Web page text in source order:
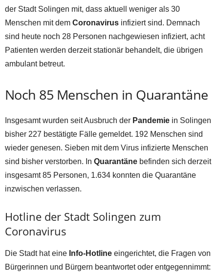
der Stadt Solingen mit, dass aktuell weniger als 30
Menschen mit dem Coronavirus infiziert sind. Demnach
sind heute noch 28 Personen nachgewiesen infiziert, acht
Patienten werden derzeit stationär behandelt, die übrigen
ambulant betreut.
Noch 85 Menschen in Quarantäne
Insgesamt wurden seit Ausbruch der Pandemie in Solingen
bisher 227 bestätigte Fälle gemeldet. 192 Menschen sind
wieder genesen. Sieben mit dem Virus infizierte Menschen
sind bisher verstorben. In Quarantäne befinden sich derzeit
insgesamt 85 Personen, 1.634 konnten die Quarantäne
inzwischen verlassen.
Hotline der Stadt Solingen zum
Coronavirus
Die Stadt hat eine Info-Hotline eingerichtet, die Fragen von
Bürgerinnen und Bürgern beantwortet oder entgegennimmt: